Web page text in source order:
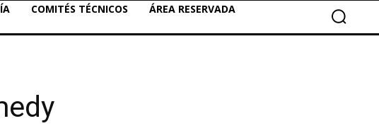
COMITÉS TÉCNICOS
ÁREA RESERVADA